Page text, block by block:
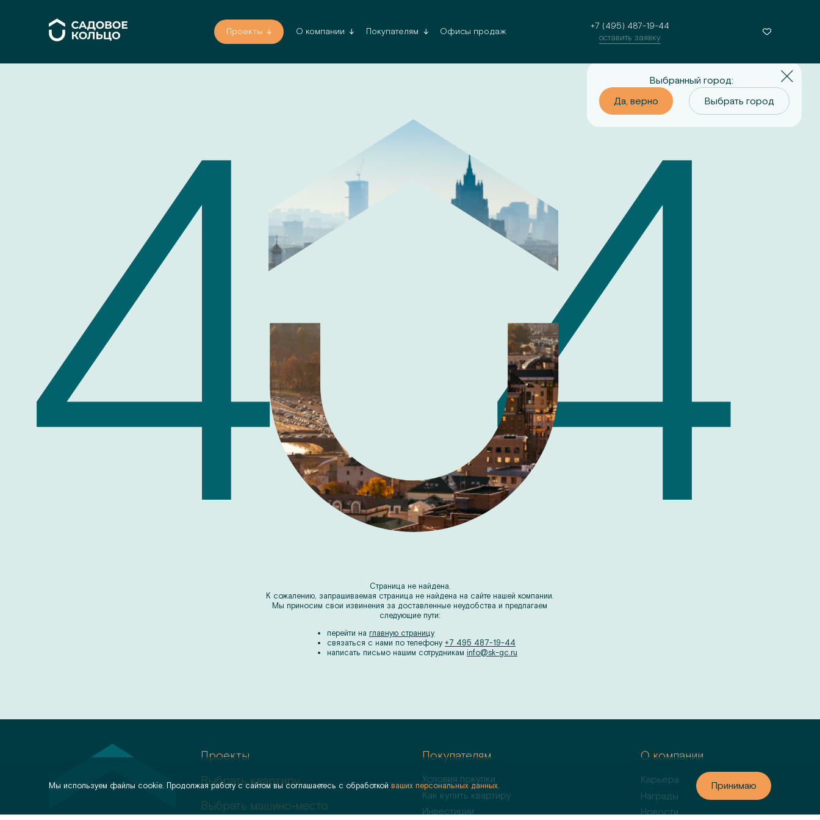
Проекты О компании Покупателям Офисы продаж
+7 (495) 487-19-44
оставить заявку
Страница не найдена.
К сожалению, запрашиваемая страница не найдена на сайте нашей компании.
Мы приносим свои извинения за доставленные неудобства и предлагаем
следующие пути:
перейти на главную страницу
связаться с нами по телефону +7 495 487-19-44
написать письмо нашим сотрудникам info@sk-gc.ru
Проекты
Выбрать квартиру
Выбрать машино‑место
Покупателям
Условия покупки
Как купить квартиру
Инвестиции
О компании
Карьера
Награды
Новости
Мы используем файлы cookie. Продолжая работу с сайтом вы соглашаетесь с обработкой ваших персональных данных. Принимаю Принимаю
Выбранный город:
Да, верно
Выбрать город Выбрать город